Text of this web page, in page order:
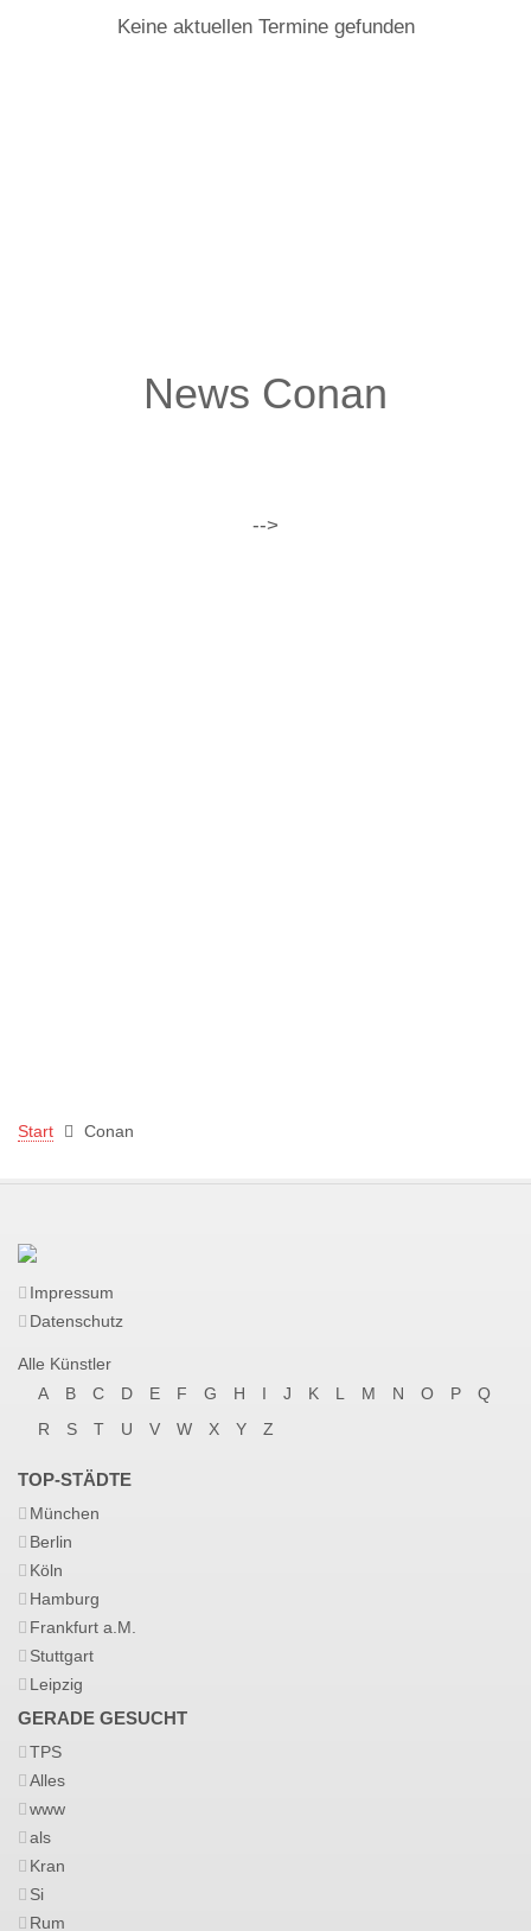
Keine aktuellen Termine gefunden
News Conan
-->
Start Conan
Impressum
Datenschutz
Alle Künstler
A
B C D E F G H I J K L M N O P
Q
R
S T U V W X Y Z
TOP-STÄDTE
München
Berlin
Köln
Hamburg
Frankfurt a.M.
Stuttgart
Leipzig
GERADE GESUCHT
TPS
Alles
www
als
Kran
Si
Rum